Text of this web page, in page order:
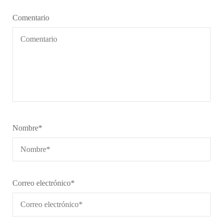
Comentario
Nombre*
Correo electrónico*